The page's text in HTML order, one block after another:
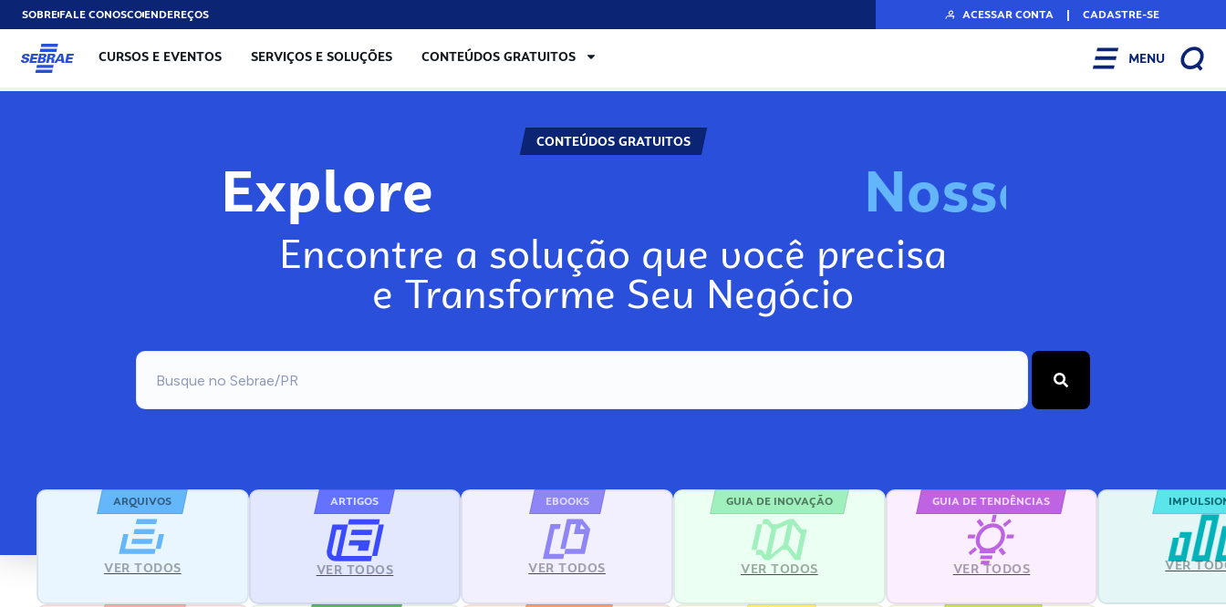
SOBREFALE CONOSCOENDEREÇOS ACESSAR CONTA | CADASTRE-SE
CURSOS E EVENTOS SERVIÇOS E SOLUÇÕES CONTEÚDOS GRATUITOS MENU
CONTEÚDOS GRATUITOS
Explore Noss
Encontre a solução que você precisa
e Transforme Seu Negócio
ARQUIVOS
VER TODOS
ARTIGOS
VER TODOS
EBOOKS
VER TODOS
GUIA DE INOVAÇÃO
VER TODOS
GUIA DE TENDÊNCIAS
VER TODOS VER